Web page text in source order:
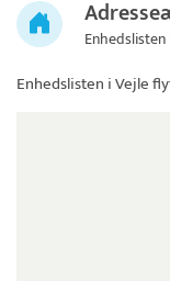
Enhedslisten
Enhedslisten i Vejle